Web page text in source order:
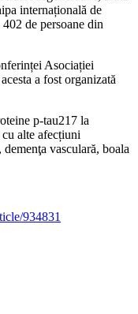
internațională de
de persoane din
Asociației
a fost organizată
p-tau217 la
alte afecțiuni
vasculară, boala
934831